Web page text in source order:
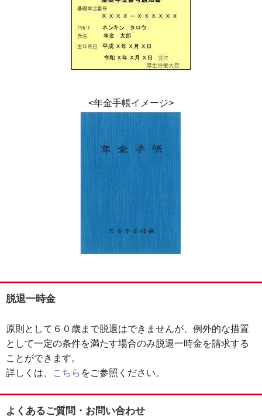
<年金手帳イメージ>
脱退一時金
原則として６０歳まで脱退はできませんが、例外的な措置
として一定の条件を満たす場合のみ脱退一時金を請求する
ことができます。
詳しくは、
こちら をご参照ください。
よくあるご質問・お問い合わせ